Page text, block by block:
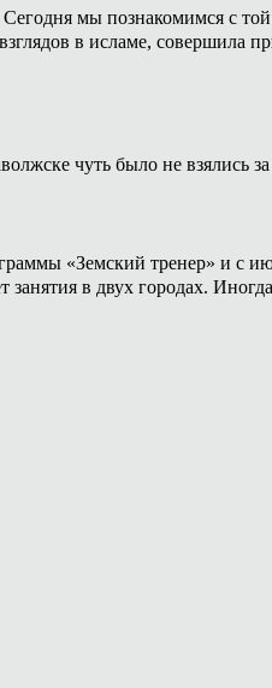
мы познакомимся с
в исламе, совершила
чуть было не взялись
«Земский тренер» и с
в двух городах.